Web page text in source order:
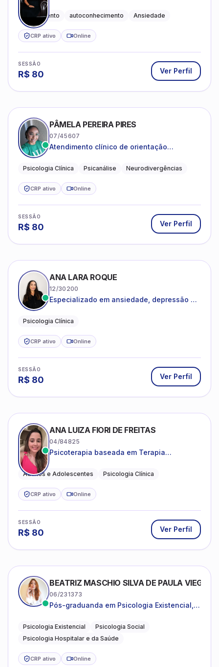
Acolhimento autoconhecimento Ansiedade
CRP ativo Online
SESSÃO
R$ 80 Ver Perfil
PÂMELA PEREIRA PIRES
07/45607
Atendimento clínico de orientação
crianças neurotípicas
Psicologia Clínica Psicanálise Neurodivergências
CRP ativo Online
SESSÃO
R$ 80 Ver Perfil
ANA LARA ROQUE
12/30200
Especializado em ansiedade, depressão e
Psicologia Clínica
CRP ativo Online
SESSÃO
R$ 80 Ver Perfil
ANA LUIZA FIORI DE FREITAS
04/84825
Psicoterapia baseada em Terapia
Adultos e Adolescentes Psicologia Clínica
CRP ativo Online
SESSÃO
R$ 80 Ver Perfil
BEATRIZ MASCHIO SILVA DE PAULA VIEGAS
06/231373
Pós-graduanda em Psicologia Existencial,
da Saúde.
Psicologia Existencial
Psicologia Social
Psicologia Hospitalar e da Saúde
CRP ativo Online